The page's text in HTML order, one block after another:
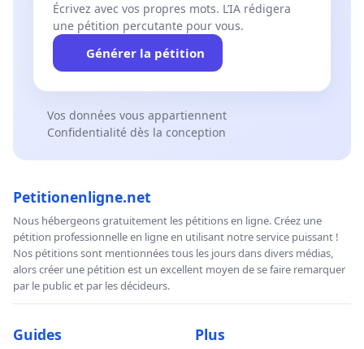
Écrivez avec vos propres mots. L’IA rédigera
une pétition percutante pour vous.
Générer la pétition
Vos données vous appartiennent
Confidentialité dès la conception
Petitionenligne.net
Nous hébergeons gratuitement les pétitions en ligne. Créez une
pétition professionnelle en ligne en utilisant notre service puissant !
Nos pétitions sont mentionnées tous les jours dans divers médias,
alors créer une pétition est un excellent moyen de se faire remarquer
par le public et par les décideurs.
Guides Plus